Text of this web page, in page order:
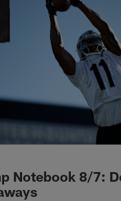
Notebook 8/7: